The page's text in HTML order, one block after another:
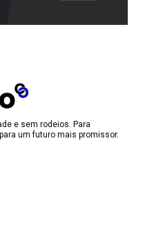
e sem rodeios. Para
um futuro mais promissor.